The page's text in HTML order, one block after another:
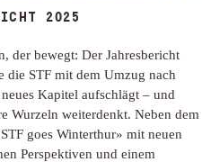
2025
der bewegt: Der Jahresbericht
die STF mit dem Umzug nach
Kapitel aufschlägt – und
Wurzeln weiterdenkt. Neben dem
goes Winterthur» mit neuen
Perspektiven und einem